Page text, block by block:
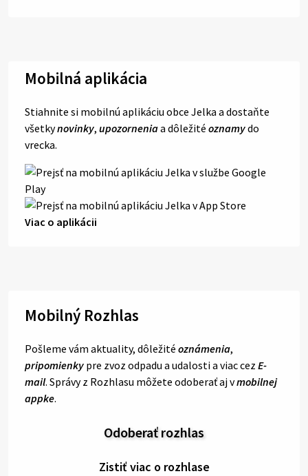
Mobilná aplikácia
Stiahnite si mobilnú aplikáciu obce Jelka a dostaňte
všetkynovinky, upozorneniaa dôležité oznamydo
vrecka.
Viac o aplikácii
Mobilný Rozhlas
Pošleme vám aktuality, dôležité oznámenia,
pripomienky pre zvoz odpadu a udalosti a viac cez E-
mail. Správy z Rozhlasu môžete odoberať aj vmobilnej
appke.
Odoberať rozhlas
Zistiť viac o rozhlase